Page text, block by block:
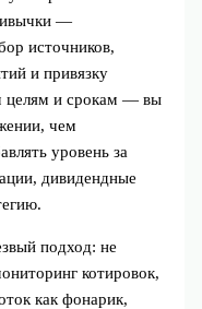
—
источников,
и привязку
целям и срокам — вы
чем
уровень за
дивидендные
подход: не
котировок,
как фонарик,